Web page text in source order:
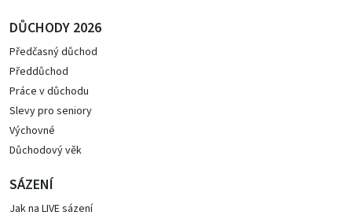
DŮCHODY 2026
Předčasný důchod
Předdůchod
Práce v důchodu
Slevy pro seniory
Výchovné
Důchodový věk
SÁZENÍ
Jak na LIVE sázení